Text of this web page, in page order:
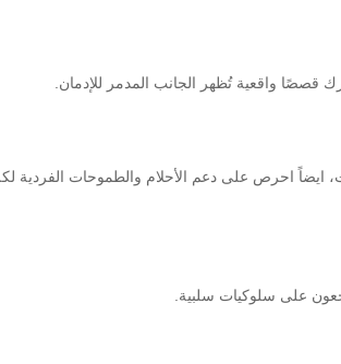
قصصًا واقعية تُظهر الجانب المدمر للإدمان.
ايضاً احرص على دعم الأحلام والطموحات الفردية
على سلوكيات سلبية.